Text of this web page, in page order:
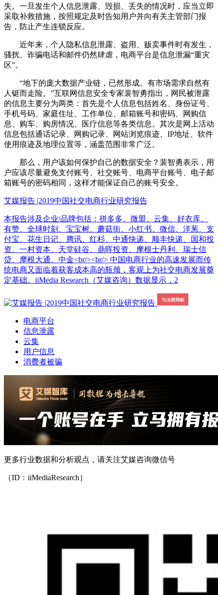
失。一旦发生个人信息泄露、毁损、丢失的情况时，应当立即
采取补救措施，按照规定及时告知用户并向有关主管部门报
告，防止产生连锁反应。
近年来，个人隐私信息泄露、盗用、贩卖事件时有发生，
骚扰、诈骗电话和邮件仍然肆虐，电商平台是信息泄漏“重灾
区”。
“地下的庞大数据产业链，已然形成。有市场需求自然有
人铤而走险。”互联网信息安全专家裴智勇指出，网民被泄露
的信息主要分为两类：首先是个人信息包括姓名、身份证号、
手机号码、家庭住址、工作单位、邮箱账号和密码、网购信
息、购车、购房情况、医疗信息等各类信息。其次是网上活动
信息包括通话记录、网购记录、网站浏览痕迹、IP地址、软件
使用痕迹及地理位置等，涵盖范围非常广泛。
那么，用户该如何保护自己的数据安全？裴智勇表示，用
户应该尽量避免支付账号、社交账号、电商平台账号、电子邮
箱账号的密码相同，这样才能保证自己的账号安全。
艾媒报告 |2019中国社交电商行业研究报告
本报告涉及企业/品牌包括：拼多多、微盟、云集、好衣库、
有赞、全球时刻、宝宝树、蘑菇街、小红书、微信、洋葱、支
付宝、花生日记、腾讯、红杉、中通快递、顺丰快递、国和投
资、一村资本、天堂硅谷、鼎晖投资、摩根士丹利、瑞士信
贷、摩根大通、中金<br/><br/> 中国电商行业的高速发展而传
统电商又面临着获客成本高的瓶颈，客观上为社交电商发展奠
定基础。iiMedia Research（艾媒咨询）数据显示，2
电商平台
信息泄露
云集
用户信息
消费者被骗
更多行业数据和分析观点，请关注艾媒咨询微信号
（ID：iiMediaResearch）